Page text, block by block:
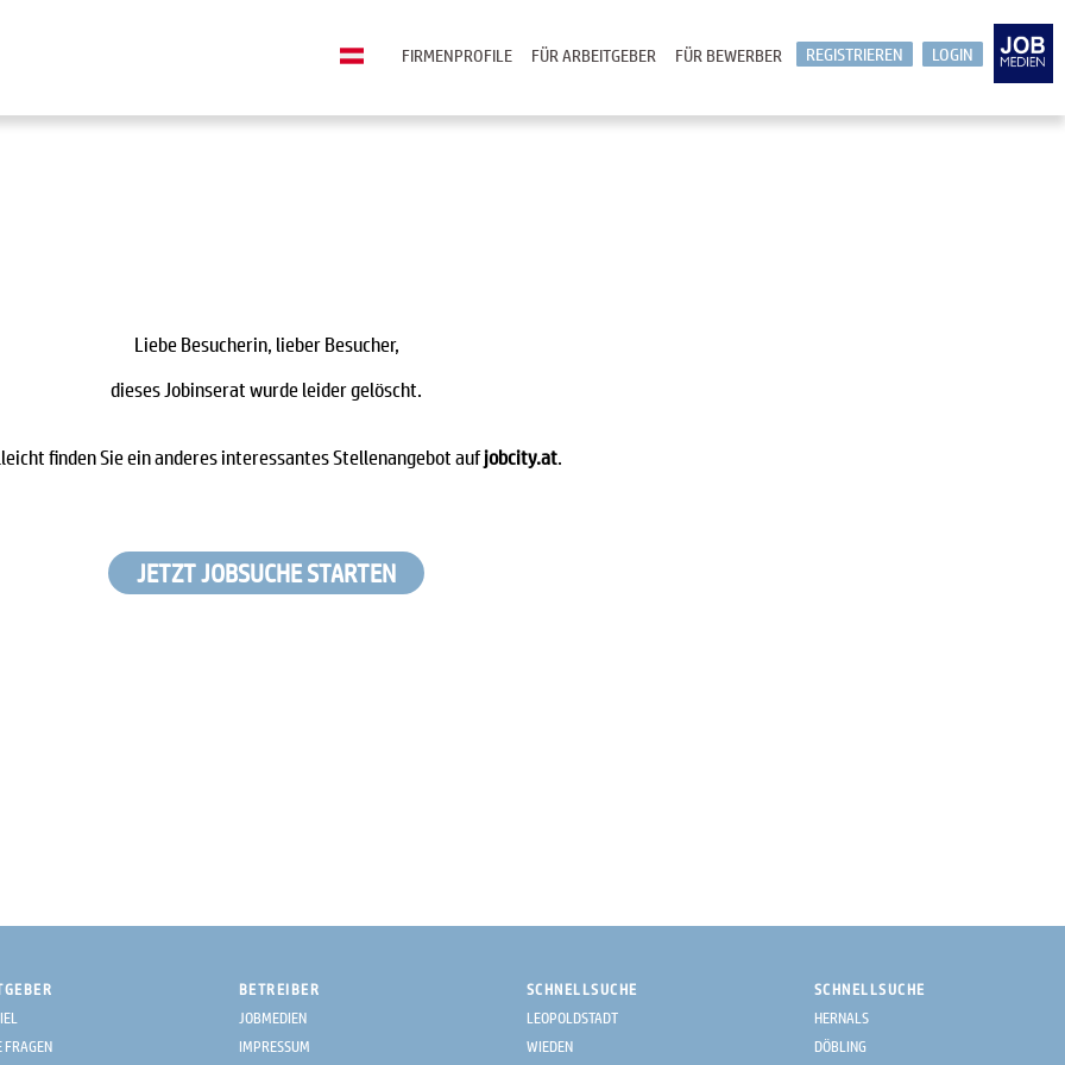
LOGIN
REGISTRIEREN
FÜR BEWERBER
FÜR ARBEITGEBER
FIRMENPROFILE
Liebe Besucherin, lieber Besucher,
dieses Jobinserat wurde leider gelöscht.
finden Sie ein anderes interessantes Stellenangebot aufjobcity.at.
JETZT JOBSUCHE STARTEN
FRAGEN
BETREIBER
JOBMEDIEN
IMPRESSUM
SCHNELLSUCHE
LEOPOLDSTADT
WIEDEN
SCHNELLSUCHE
HERNALS
DÖBLING